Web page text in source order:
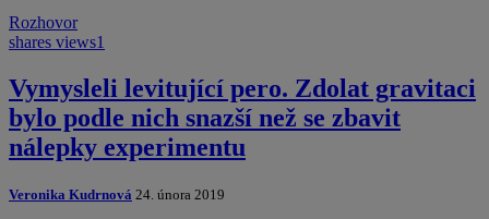
Rozhovor
shares views1
Vymysleli levitující pero. Zdolat gravitaci
bylo podle nich snazší než se zbavit
nálepky experimentu
Veronika Kudrnová 24. února 2019